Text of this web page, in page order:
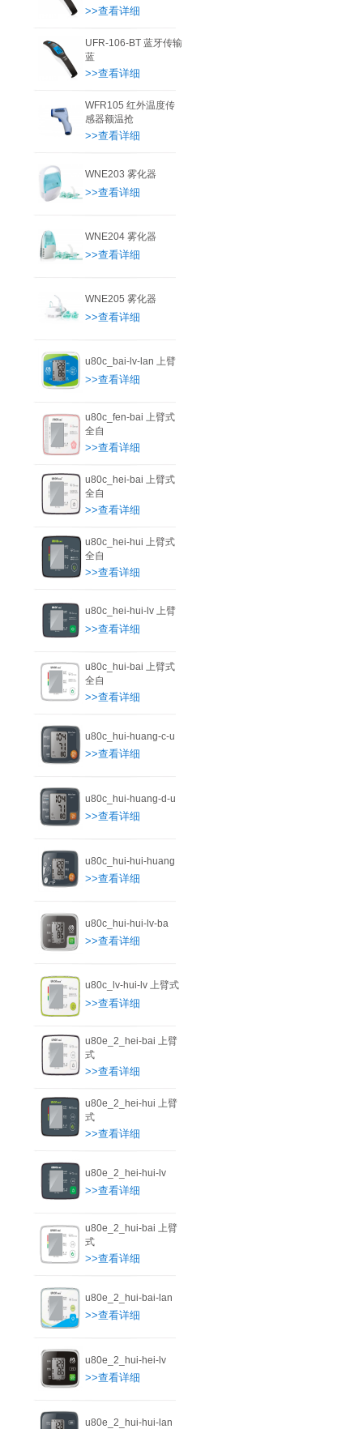
>>查看详细
UFR-106-BT 蓝牙传输
蓝
>>查看详细
WFR105 红外温度传
感器额温抢
>>查看详细
WNE203 雾化器
>>查看详细
WNE204 雾化器
>>查看详细
WNE205 雾化器
>>查看详细
u80c_bai-lv-lan 上臂
>>查看详细
u80c_fen-bai 上臂式
全自
>>查看详细
u80c_hei-bai 上臂式
全自
>>查看详细
u80c_hei-hui 上臂式
全自
>>查看详细
u80c_hei-hui-lv 上臂
>>查看详细
u80c_hui-bai 上臂式
全自
>>查看详细
u80c_hui-huang-c-u
>>查看详细
u80c_hui-huang-d-u
>>查看详细
u80c_hui-hui-huang
>>查看详细
u80c_hui-hui-lv-ba
>>查看详细
u80c_lv-hui-lv 上臂式
>>查看详细
u80e_2_hei-bai 上臂
式
>>查看详细
u80e_2_hei-hui 上臂
式
>>查看详细
u80e_2_hei-hui-lv
>>查看详细
u80e_2_hui-bai 上臂
式
>>查看详细
u80e_2_hui-bai-lan
>>查看详细
u80e_2_hui-hei-lv
>>查看详细
u80e_2_hui-hui-lan